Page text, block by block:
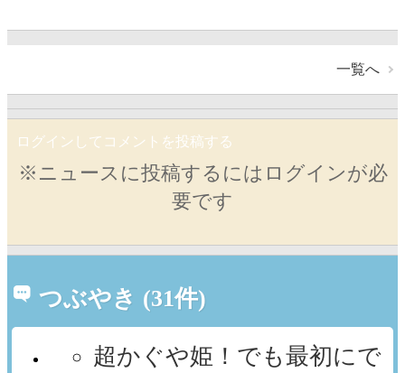
一覧へ
ログインしてコメントを投稿する
※ニュースに投稿するにはログインが必
要です
つぶやき (31件)
超かぐや姫！でも最初にで